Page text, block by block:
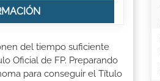
del tiempo suficiente
Oficial de FP. Preparando
para conseguir el Título